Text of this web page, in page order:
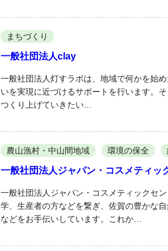
まちづくり
一般社団法人clay
一般社団法人灯すラボは、地域で何かを始
いを実現に近づけるサポートを行います。
つくり上げていきたい…
農山漁村・中山間地域 環境の保全
一般社団法人ジャパン・コスメティッ
一般社団法人ジャパン・コスメティックセ
学、生産者の方などを繋ぎ、佐賀の豊かな
などをお手伝いしています。これか…